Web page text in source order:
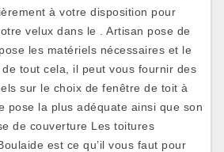
à votre disposition pour
velux dans le . Artisan pose de
les matériels nécessaires et le
tout cela, il peut vous fournir des
sur le choix de fenêtre de toit à
pose la plus adéquate ainsi que son
de couverture Les toitures
est ce qu’il vous faut pour